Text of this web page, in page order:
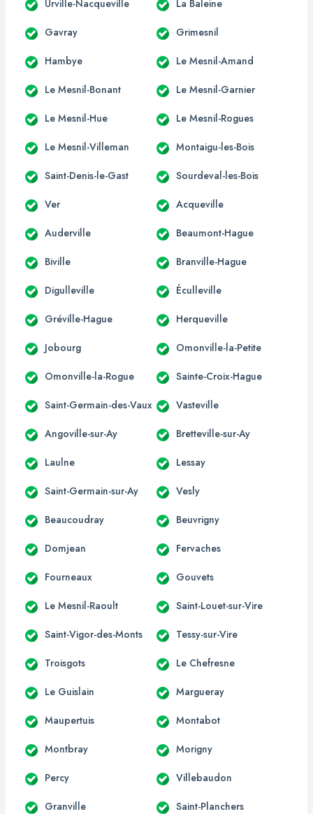
Urville-Nacqueville La Baleine
Gavray Grimesnil
Hambye Le Mesnil-Amand
Le Mesnil-Bonant Le Mesnil-Garnier
Le Mesnil-Hue Le Mesnil-Rogues
Le Mesnil-Villeman Montaigu-les-Bois
Saint-Denis-le-Gast Sourdeval-les-Bois
Ver Acqueville
Auderville Beaumont-Hague
Biville Branville-Hague
Digulleville Éculleville
Gréville-Hague Herqueville
Jobourg Omonville-la-Petite
Omonville-la-Rogue Sainte-Croix-Hague
Saint-Germain-des-Vaux Vasteville
Angoville-sur-Ay Bretteville-sur-Ay
Laulne Lessay
Saint-Germain-sur-Ay Vesly
Beaucoudray Beuvrigny
Domjean Fervaches
Fourneaux Gouvets
Le Mesnil-Raoult Saint-Louet-sur-Vire
Saint-Vigor-des-Monts Tessy-sur-Vire
Troisgots Le Chefresne
Le Guislain Margueray
Maupertuis Montabot
Montbray Morigny
Percy Villebaudon
Granville Saint-Planchers